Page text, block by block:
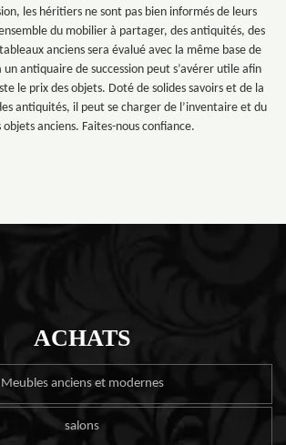
les héritiers ne sont pas bien informés de leurs
du mobilier à partager, des antiquités, des
anciens sera évalué avec la même base de
un antiquaire de succession peut s’avérer utile afin
le prix des objets. Doté de solides savoirs et de la
antiquités, il peut se charger de l’inventaire et du
objets anciens. Faites-nous confiance.
ACHATS
Meubles anciens et modernes
salons